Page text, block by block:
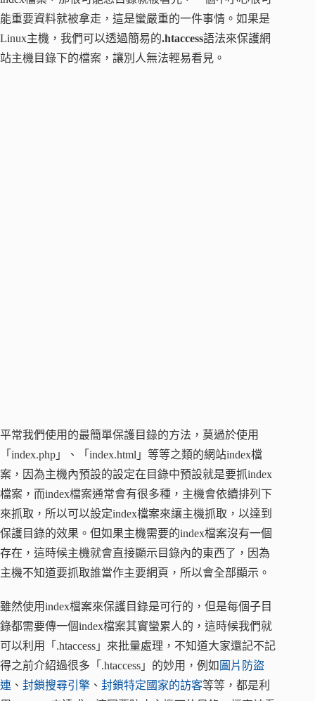
能重要資料就被拿走，這是蠻嚴重的一件事情。如果是
Linux主機，我們可以透過簡易的.htaccess語法來保護網
站主機目錄下的檔案，讓別人無法輕易看見。
平常我們使用的最簡單保護目錄的方法，莫過於使用
「index.php」、「index.html」等等之類的網站index檔
案，因為主機內預設的設定在目錄中預設就是要抓index
檔案，而index檔案通常會有很多種，主機會依續排列下
來抓取，所以可以設定index檔案來讓主機抓取，以達到
保護目錄的效果。但如果主機需要的index檔案沒有一個
存在，這時候主機就會直接顯示目錄內的東西了，因為
主機不知道要抓取誰當作主要網頁，所以會全部顯示。
雖然使用index檔案來保護目錄是可行的，但是每個子目
錄都需要傳一個index檔案其實蠻累人的，這時候我們就
可以利用「.htaccess」來批量處理，不知道大家還記不記
得之前介紹過很多「.htaccess」的妙用，例如 圖片防盜
連 、 封鎖搜尋引擎 、 封鎖特定國家的訪客等等，都是利